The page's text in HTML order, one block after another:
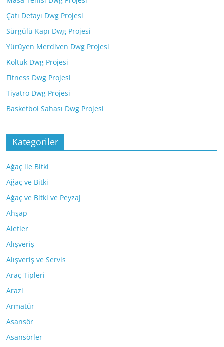
Çatı Detayı Dwg Projesi
Sürgülü Kapı Dwg Projesi
Yürüyen Merdiven Dwg Projesi
Koltuk Dwg Projesi
Fitness Dwg Projesi
Tiyatro Dwg Projesi
Basketbol Sahası Dwg Projesi
Kategoriler
Ağaç ile Bitki
Ağaç ve Bitki
Ağaç ve Bitki ve Peyzaj
Ahşap
Aletler
Alışveriş
Alışveriş ve Servis
Araç Tipleri
Arazi
Armatür
Asansör
Asansörler